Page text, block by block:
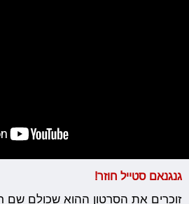
גנגנאם סטייל חוזר!
זוכרים את הסרטון ההוא שכולם שם